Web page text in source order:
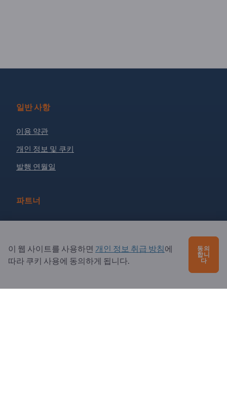
일반 사항
이용 약관
개인 정보 및 쿠키
발행 연월일
파트너
이 웹 사이트를 사용하면 개인 정보 취급 방침에
따라 쿠키 사용에 동의하게 됩니다.
동의
합니
다